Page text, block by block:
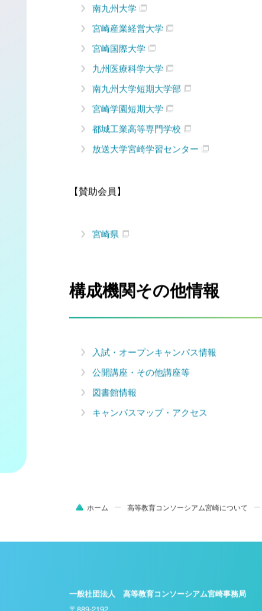
南九州大学
宮崎産業経営大学
宮崎国際大学
九州医療科学大学
南九州大学短期大学部
宮崎学園短期大学
都城工業高等専門学校
放送大学宮崎学習センター
【賛助会員】
宮崎県
構成機関その他情報
入試・オープンキャンパス情報
公開講座・その他講座等
図書館情報
キャンパスマップ・アクセス
ホーム 高等教育コンソーシアム宮崎について
一般社団法人 高等教育コンソーシアム宮崎事務局